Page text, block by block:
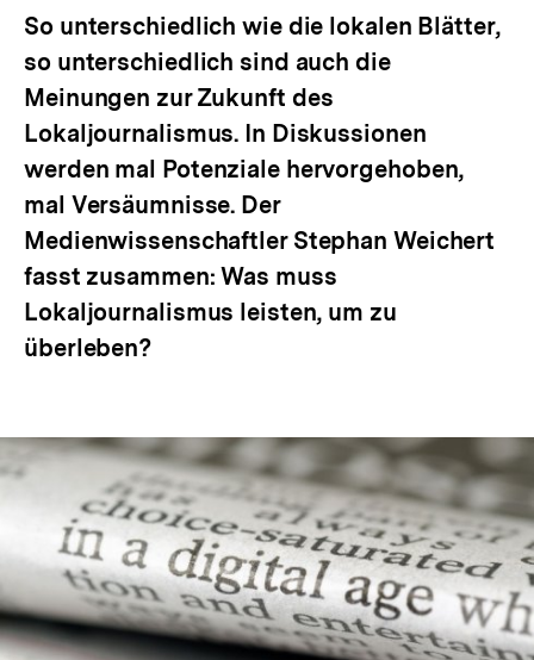
So unterschiedlich wie die lokalen Blätter,
so unterschiedlich sind auch die
Meinungen zur Zukunft des
Lokaljournalismus. In Diskussionen
werden mal Potenziale hervorgehoben,
mal Versäumnisse. Der
Medienwissenschaftler Stephan Weichert
fasst zusammen: Was muss
Lokaljournalismus leisten, um zu
überleben?